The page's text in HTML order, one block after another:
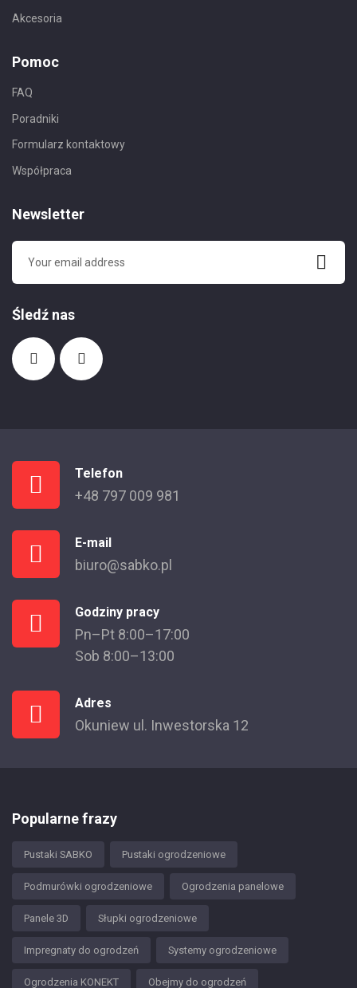
Akcesoria
Pomoc
FAQ
Poradniki
Formularz kontaktowy
Współpraca
Newsletter
Śledź nas
Telefon
+48 797 009 981
E-mail
biuro@sabko.pl
Godziny pracy
Pn–Pt 8:00–17:00
Sob 8:00–13:00
Adres
Okuniew ul. Inwestorska 12
Popularne frazy
Pustaki SABKO Pustaki ogrodzeniowe
Podmurówki ogrodzeniowe Ogrodzenia panelowe
Panele 3D Słupki ogrodzeniowe
Impregnaty do ogrodzeń Systemy ogrodzeniowe
Ogrodzenia KONEKT Obejmy do ogrodzeń